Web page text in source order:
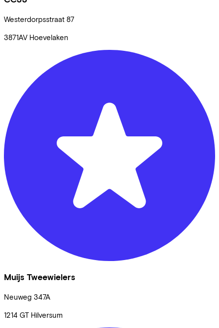
Westerdorpsstraat 87
3871AV Hoevelaken
Muijs Tweewielers
Neuweg 347A
1214 GT Hilversum